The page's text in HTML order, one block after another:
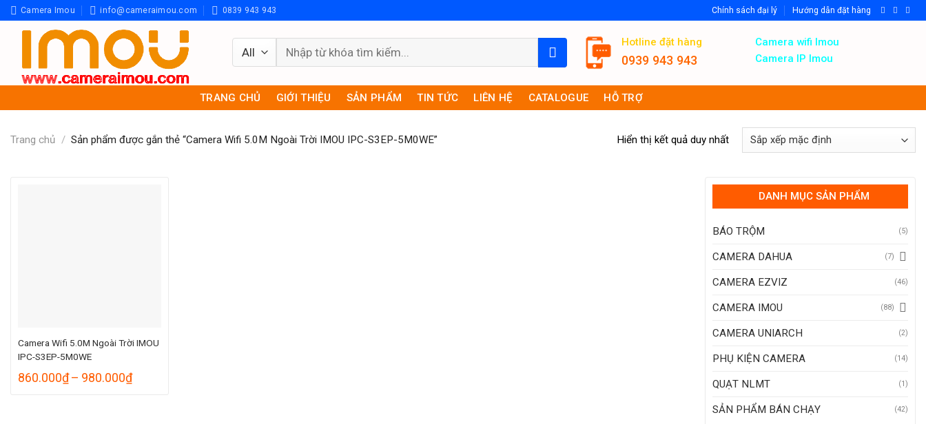
Skip
to
Camera Imou info@cameraimou.com 0839 943 943 Chính sách đại lý Hướng dẫn đặt hàng
Tìm
kiếm:
Hotline đặt hàng
0939 943 943
Camera wifi Imou
Camera IP Imou
TRANG CHỦ GIỚI THIỆU SẢN PHẨM TIN TỨC LIÊN HỆ CATALOGUE HỖ TRỢ
Trang chủ / Sản phẩm được gắn thẻ “Camera Wifi 5.0M Ngoài Trời IMOU IPC-S3EP-5M0WE” Hiển thị kết quả duy nhất
Camera Wifi 5.0M Ngoài Trời IMOU
IPC-S3EP-5M0WE
860.000₫ – 980.000₫Khoảng
giá:
DANH MỤC SẢN PHẨM
BÁO TRỘM (5)
CAMERA DAHUA (7)
CAMERA EZVIZ (46)
CAMERA IMOU (88)
CAMERA UNIARCH (2)
PHỤ KIỆN CAMERA (14)
QUẠT NLMT (1)
SẢN PHẨM BÁN CHẠY (42)